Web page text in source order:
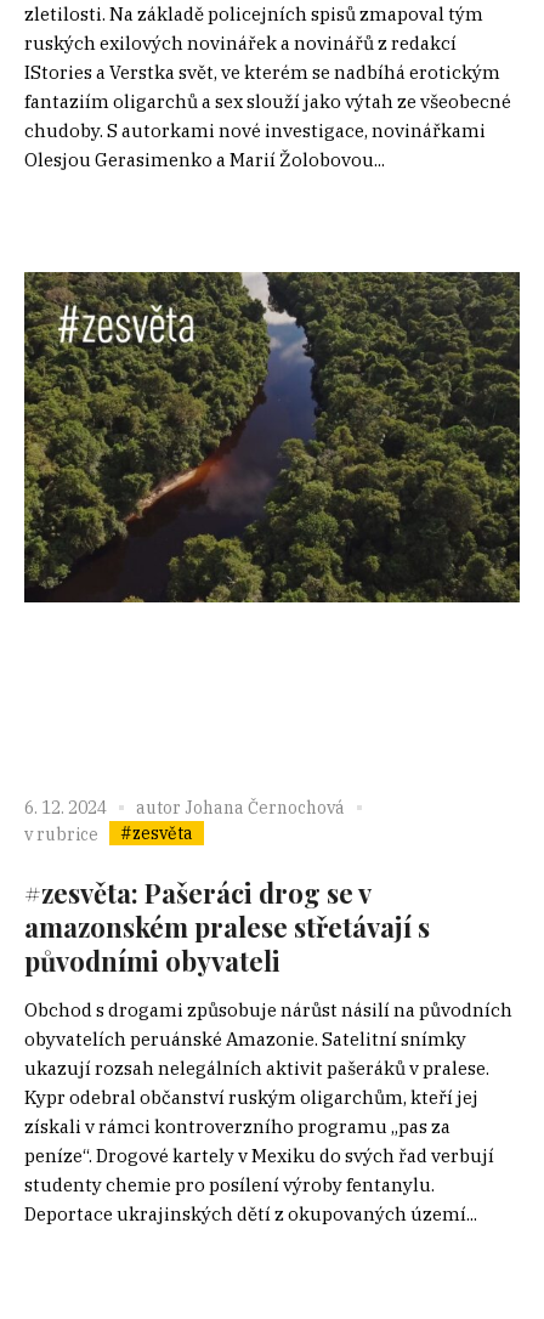
zletilosti. Na základě policejních spisů zmapoval tým
ruských exilových novinářek a novinářů z redakcí
IStories a Verstka svět, ve kterém se nadbíhá erotickým
fantaziím oligarchů a sex slouží jako výtah ze všeobecné
chudoby. S autorkami nové investigace, novinářkami
Olesjou Gerasimenko a Marií Žolobovou...
6. 12. 2024 autor Johana Černochová
v rubrice
#zesvěta
#zesvěta: Pašeráci drog se v
amazonském pralese střetávají s
původními obyvateli
Obchod s drogami způsobuje nárůst násilí na původních
obyvatelích peruánské Amazonie. Satelitní snímky
ukazují rozsah nelegálních aktivit pašeráků v pralese.
Kypr odebral občanství ruským oligarchům, kteří jej
získali v rámci kontroverzního programu „pas za
peníze“. Drogové kartely v Mexiku do svých řad verbují
studenty chemie pro posílení výroby fentanylu.
Deportace ukrajinských dětí z okupovaných území...